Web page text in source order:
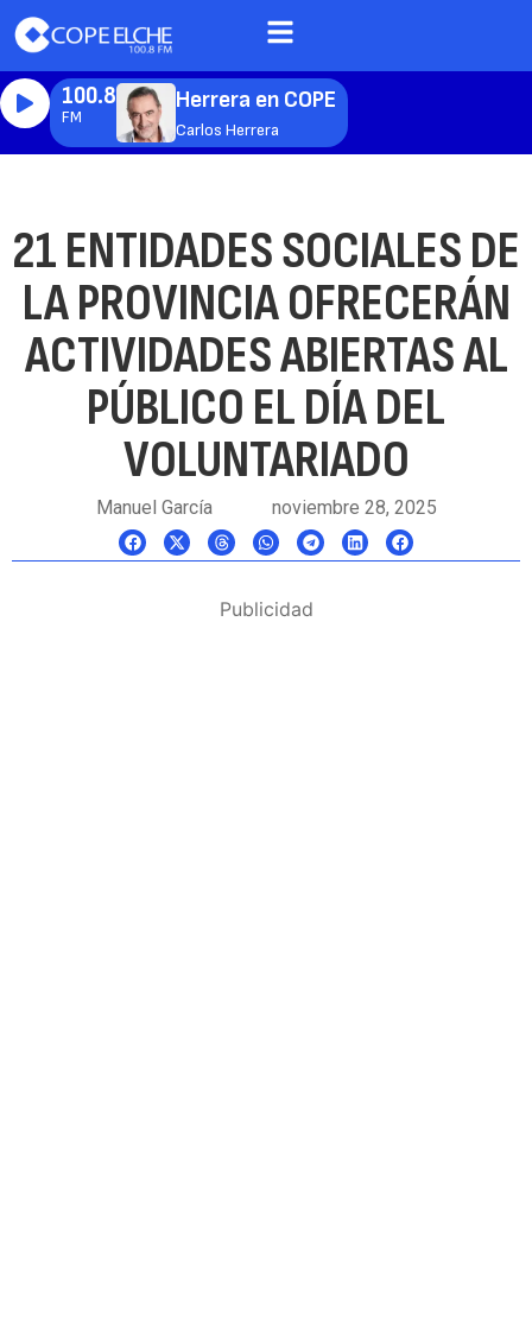
100.8
FM
Herrera en COPE
Carlos Herrera
21 ENTIDADES SOCIALES DE
LA PROVINCIA OFRECERÁN
ACTIVIDADES ABIERTAS AL
PÚBLICO EL DÍA DEL
VOLUNTARIADO
Manuel García noviembre 28, 2025
Publicidad